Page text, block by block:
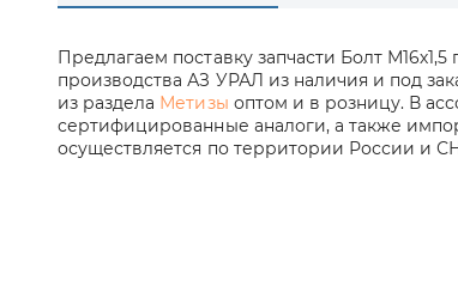
Предлагаем поставку запчасти Болт
производства АЗ УРАЛ из наличия и под
из раздела Метизы оптом и в розницу. В
сертифицированные аналоги, а также
осуществляется по территории России и